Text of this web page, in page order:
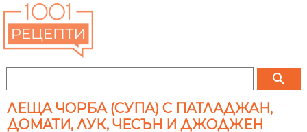
search
ЛЕЩА ЧОРБА (СУПА) С ПАТЛАДЖАН,
ДОМАТИ, ЛУК, ЧЕСЪН И ДЖОДЖЕН